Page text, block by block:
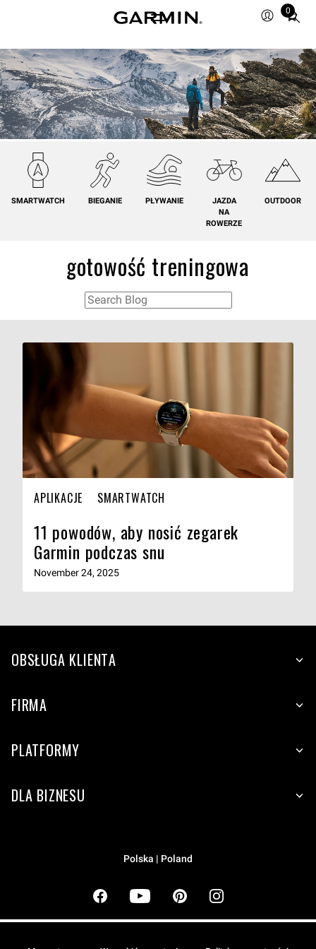
0
Total
in
cart:
0
SMARTWATCH BIEGANIE PŁYWANIE
JAZDA
NA
ROWERZE
OUTDOOR
gotowość treningowa
APLIKACJE SMARTWATCH
11 powodów, aby nosić zegarek
Garmin podczas snu
November 24, 2025
OBSŁUGA KLIENTA
FIRMA
PLATFORMY
DLA BIZNESU
Polska | Poland